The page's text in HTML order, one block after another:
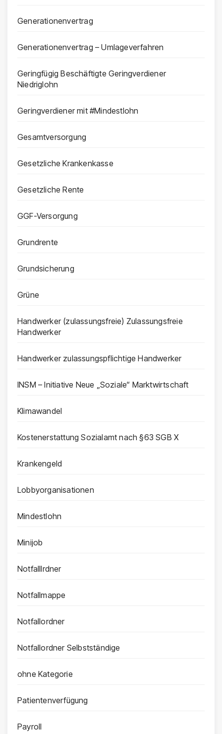
Generationenvertrag
Generationenvertrag – Umlageverfahren
Geringfügig Beschäftigte Geringverdiener
Niedriglohn
Geringverdiener mit #Mindestlohn
Gesamtversorgung
Gesetzliche Krankenkasse
Gesetzliche Rente
GGF-Versorgung
Grundrente
Grundsicherung
Grüne
Handwerker (zulassungsfreie) Zulassungsfreie
Handwerker
Handwerker zulassungspflichtige Handwerker
INSM – Initiative Neue „Soziale“ Marktwirtschaft
Klimawandel
Kostenerstattung Sozialamt nach §63 SGB X
Krankengeld
Lobbyorganisationen
Mindestlohn
Minijob
Notfalllrdner
Notfallmappe
Notfallordner
Notfallordner Selbstständige
ohne Kategorie
Patientenverfügung
Payroll